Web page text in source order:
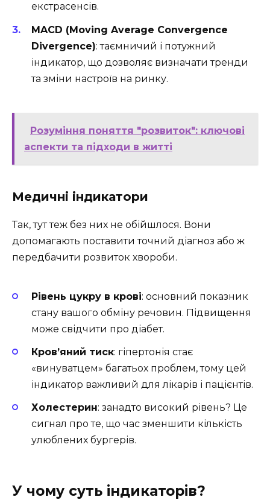
екстрасенсів.
MACD (Moving Average Convergence
Divergence): таємничий і потужний
індикатор, що дозволяє визначати тренди
та зміни настроїв на ринку.
Розуміння поняття "розвиток": ключові
аспекти та підходи в житті
Медичні індикатори
Так, тут теж без них не обійшлося. Вони
допомагають поставити точний діагноз або ж
передбачити розвиток хвороби.
Рівень цукру в крові: основний показник
стану вашого обміну речовин. Підвищення
може свідчити про діабет.
Кров’яний тиск: гіпертонія стає
«винуватцем» багатьох проблем, тому цей
індикатор важливий для лікарів і пацієнтів.
Холестерин: занадто високий рівень? Це
сигнал про те, що час зменшити кількість
улюблених бургерів.
У чому суть індикаторів?